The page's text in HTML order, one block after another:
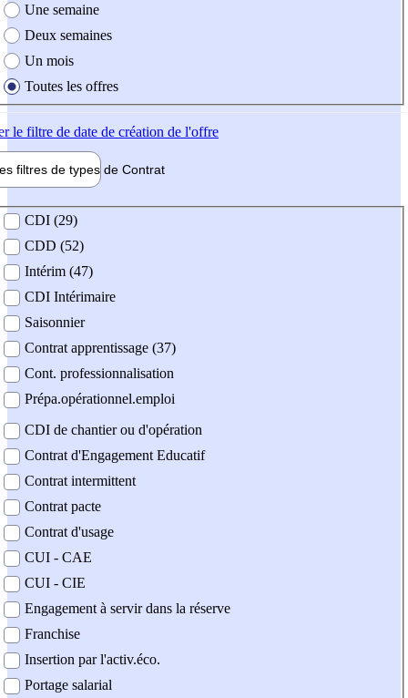
Une semaine
Deux semaines
Un mois
Toutes les offres
le filtre de date de création de l'offre
filtres de types de Contrat
contrat
CDI (29)
CDD (52)
Intérim (47)
CDI Intérimaire
Saisonnier
Contrat apprentissage (37)
Cont. professionnalisation
Prépa.opérationnel.emploi
CDI de chantier ou d'opération
Contrat d'Engagement Educatif
Contrat intermittent
Contrat pacte
Contrat d'usage
CUI - CAE
CUI - CIE
Engagement à servir dans la réserve
Franchise
Insertion par l'activ.éco.
Portage salarial